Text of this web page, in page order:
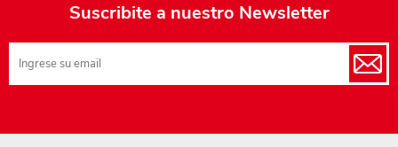
Suscribite a nuestro Newsletter